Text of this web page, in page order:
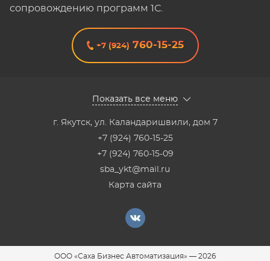
сопровождению программ 1С.
+7 (924) 760-15-25
Показать все меню
г. Якутск, ул. Каландаришвили, дом 7
+7 (924) 760-15-25
+7 (924) 760-15-09
sba_ykt@mail.ru
Карта сайта
ООО «Саха Бизнес Автоматизация» — 2026